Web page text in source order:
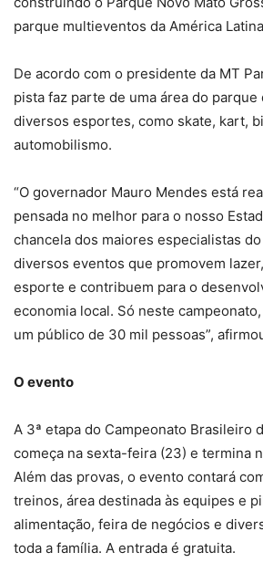
parque multieventos da América
De acordo com o presidente da MT
pista faz parte de uma área do
diversos esportes, como skate, kart,
automobilismo.
“O governador Mauro Mendes está
pensada no melhor para o nosso
chancela dos maiores especialistas
diversos eventos que promovem
esporte e contribuem para o
economia local. Só neste
um público de 30 mil pessoas”,
O evento
A 3ª etapa do Campeonato Brasileiro
começa na sexta-feira (23) e termina
Além das provas, o evento contará
treinos, área destinada às equipes e
alimentação, feira de negócios e
toda a família. A entrada é gratuita.